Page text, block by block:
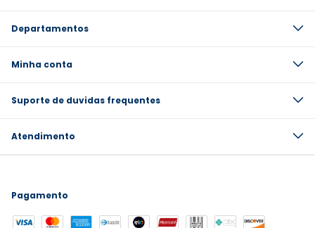
Departamentos
Minha conta
Suporte de duvidas frequentes
Atendimento
Pagamento